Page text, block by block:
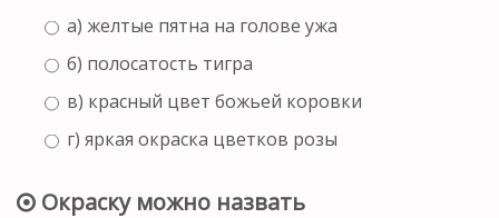
а) желтые пятна на голове ужа
б) полосатость тигра
в) красный цвет божьей коровки
г) яркая окраска цветков розы
Окраску можно назвать